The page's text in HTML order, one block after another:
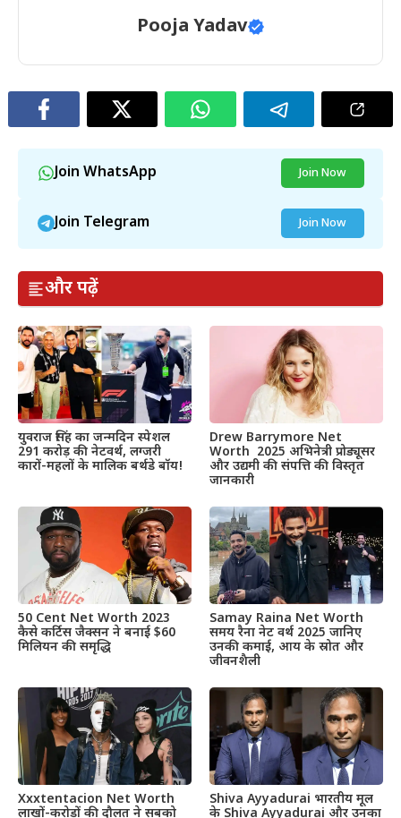
Pooja Yadav
Join WhatsApp Join Now
Join Telegram Join Now
और पढ़ें
युवराज सिंह का जन्मदिन स्पेशल
291 करोड़ की नेटवर्थ, लग्जरी
कारों-महलों के मालिक बर्थडे बॉय!
Drew Barrymore Net
Worth 2025 अभिनेत्री प्रोड्यूसर
और उद्यमी की संपत्ति की विस्तृत
जानकारी
50 Cent Net Worth 2023
कैसे कर्टिस जैक्सन ने बनाई $60
मिलियन की समृद्धि
Samay Raina Net Worth
समय रैना नेट वर्थ 2025 जानिए
उनकी कमाई, आय के स्रोत और
जीवनशैली
Xxxtentacion Net Worth
लाखों-करोड़ों की दौलत ने सबको
Shiva Ayyadurai भारतीय मूल
के Shiva Ayyadurai और उनका